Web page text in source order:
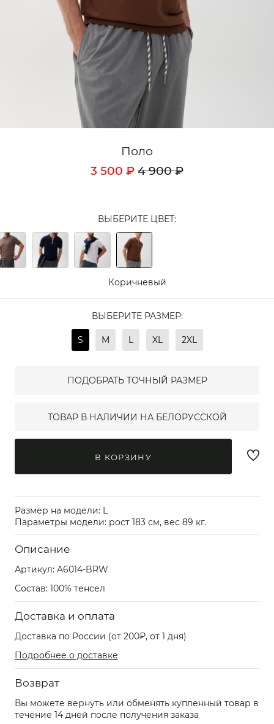
Поло
3 500 ₽ 4 900 ₽
ВЫБЕРИТЕ ЦВЕТ:
Коричневый
ВЫБЕРИТЕ РАЗМЕР:
S M L XL 2XL
ПОДОБРАТЬ ТОЧНЫЙ РАЗМЕР
ТОВАР В НАЛИЧИИ НА БЕЛОРУССКОЙ
В КОРЗИНУ
Размер на модели: L
Параметры модели: рост 183 см, вес 89 кг.
Описание
Артикул: A6014-BRW
Состав: 100% тенсел
Доставка и оплата
Доставка по России (от 200₽, от 1 дня)
Подробнее о доставке
Возврат
Вы можете вернуть или обменять купленный товар в
течение 14 дней после получения заказа
Кардиганы
Комплекты
Лонгсливы
Аксессуары